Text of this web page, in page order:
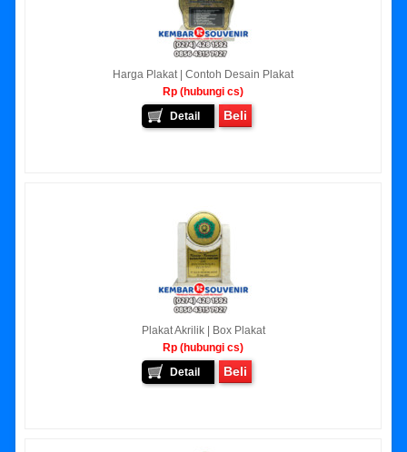
Harga Plakat | Contoh Desain Plakat
Rp (hubungi cs)
Detail
Beli
Plakat Akrilik | Box Plakat
Rp (hubungi cs)
Detail
Beli